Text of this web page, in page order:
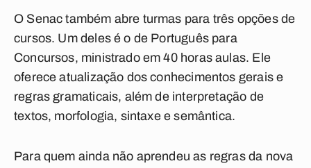
O Senac também abre turmas para três opções de
cursos. Um deles é o de Português para
Concursos, ministrado em 40 horas aulas. Ele
oferece atualização dos conhecimentos gerais e
regras gramaticais, além de interpretação de
textos, morfologia, sintaxe e semântica.
Para quem ainda não aprendeu as regras da nova